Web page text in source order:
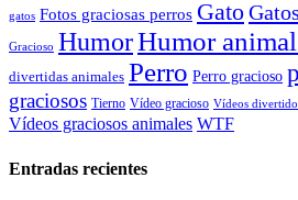
gatos Fotos graciosas perros GatoGatos
Gracioso HumorHumor
divertidas animales Perro Perro gracioso
graciosos Tierno Vídeo gracioso Vídeos
Vídeos graciosos animales WTF
Entradas recientes